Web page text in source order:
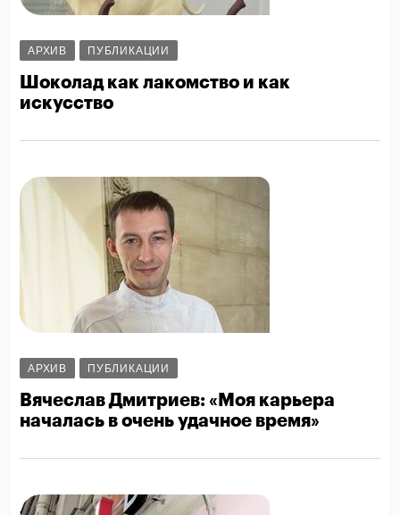
АРХИВ ПУБЛИКАЦИИ
Шоколад как лакомство и как
искусство
АРХИВ ПУБЛИКАЦИИ
Вячеслав Дмитриев: «Моя карьера
началась в очень удачное время»